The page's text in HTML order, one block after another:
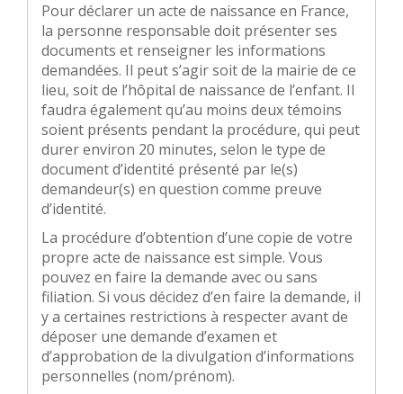
Pour déclarer un acte de naissance en France,
la personne responsable doit présenter ses
documents et renseigner les informations
demandées. Il peut s’agir soit de la mairie de ce
lieu, soit de l’hôpital de naissance de l’enfant. Il
faudra également qu’au moins deux témoins
soient présents pendant la procédure, qui peut
durer environ 20 minutes, selon le type de
document d’identité présenté par le(s)
demandeur(s) en question comme preuve
d’identité.
La procédure d’obtention d’une copie de votre
propre acte de naissance est simple. Vous
pouvez en faire la demande avec ou sans
filiation. Si vous décidez d’en faire la demande, il
y a certaines restrictions à respecter avant de
déposer une demande d’examen et
d’approbation de la divulgation d’informations
personnelles (nom/prénom).